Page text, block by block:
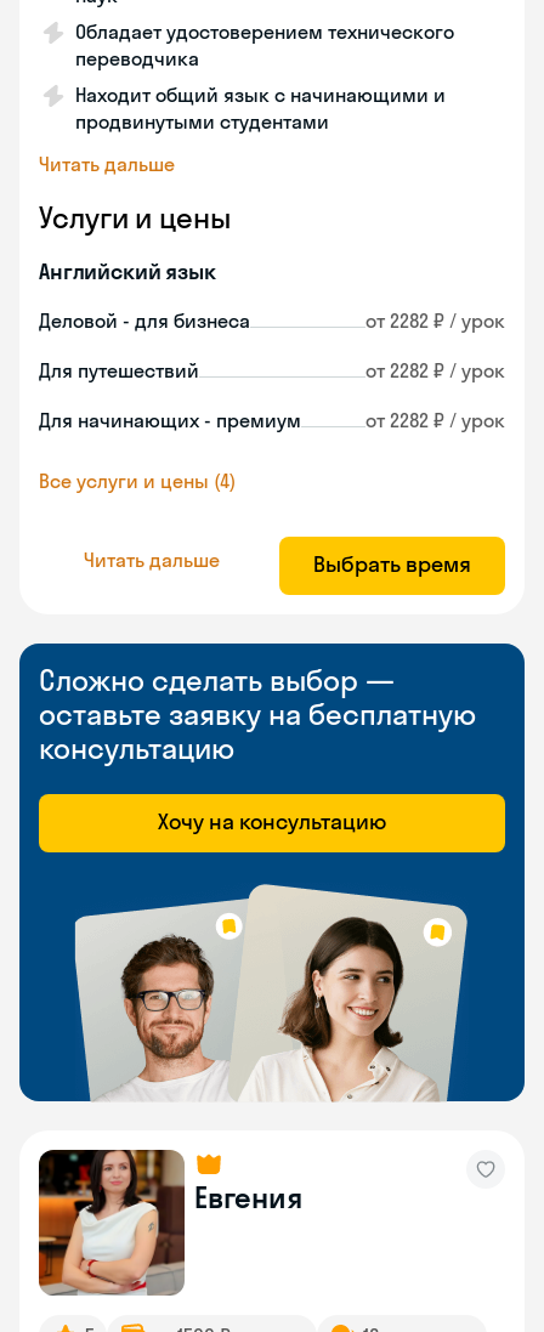
Обладает удостоверением технического
переводчика
Находит общий язык с начинающими и
продвинутыми студентами
Читать дальше
Услуги и цены
Английский язык
Деловой - для бизнеса от 2282 ₽ / урок
Для путешествий от 2282 ₽ / урок
Для начинающих - премиум от 2282 ₽ / урок
Все услуги и цены (4)
Читать дальше Выбрать время
Сложно сделать выбор —
оставьте заявку на бесплатную
консультацию
Хочу на консультацию
Евгения